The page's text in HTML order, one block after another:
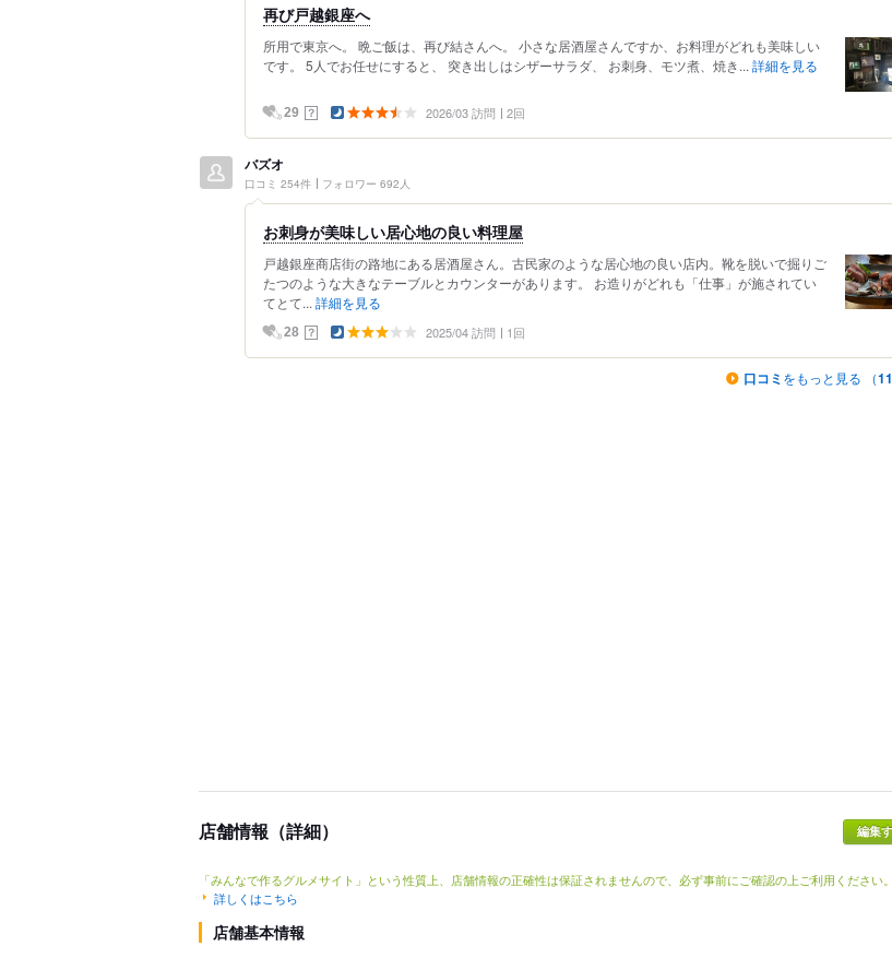
再び戸越銀座へ
所用で東京へ。 晩ご飯は、再び結さんへ。 小さな居酒屋さんですか、お料理がどれも美味しい
です。 5人でお任せにすると、 突き出しはシザーサラダ、 お刺身、モツ煮、焼き... 詳細を見る
29 ？ 2026/03 訪問 2回
バズオ
口コミ 254件 フォロワー 692人
お刺身が美味しい居心地の良い料理屋
戸越銀座商店街の路地にある居酒屋さん。古民家のような居心地の良い店内。靴を脱いで掘りご
たつのような大きなテーブルとカウンターがあります。 お造りがどれも「仕事」が施されてい
てとて... 詳細を見る
28 ？ 2025/04 訪問 1回
口コミ をもっと見る （11
店舗情報（詳細）
「みんなで作るグルメサイト」という性質上、店舗情報の正確性は保証されませんので、必ず事前にご確認の上ご利用ください。
詳しくはこちら
店舗基本情報